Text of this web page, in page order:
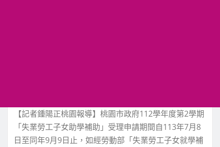
【記者鍾陽正桃園報導】桃園市政府112學年度第2學期
「失業勞工子女助學補助」受理申請期間自113年7月8
日至同年9月9日止，如經勞動部「失業勞工子女就學補